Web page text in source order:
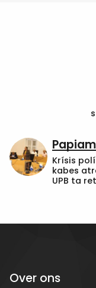
Krísis
kabes
UPB ta
Over ons